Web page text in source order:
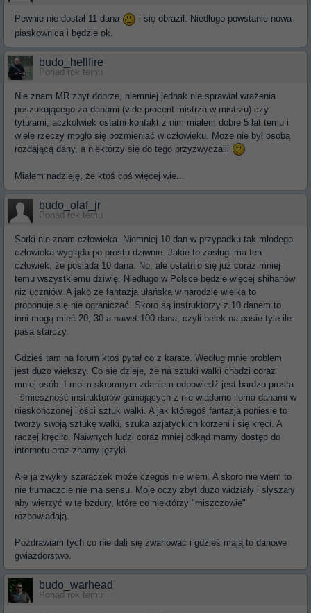
Pewnie nie dostał 11 dana
i się obraził. Niedługo powstanie nowa
piaskownica i będzie ok.
budo_hellfire
Ponad rok temu
Nie znam MR zbyt dobrze, niemniej jednak nie sprawiał wrażenia
poszukującego za danami (vide procent mistrza w mistrzu) czy
tytułami, aczkolwiek ostatni kontakt z nim miałem dobre 5 lat temu i
wiele rzeczy mogło się pozmieniać w człowieku. Może nie był osobą
rozdającą dany, a niektórzy się do tego przyzwyczaili
Miałem nadzieję, że ktoś coś więcej wie...
budo_olaf_jr
Ponad rok temu
Sorki nie znam człowieka. Niemniej 10 dan w przypadku tak młodego
człowieka wygląda po prostu dziwnie. Jakie to zasługi ma ten
człowiek, że posiada 10 dana. No, ale ostatnio się już coraz mniej
temu wszystkiemu dziwię. Niedługo w Polsce będzie więcej shihanów
niż uczniów. A jako że fantazja ułańska w narodzie wielka to
proponuję się nie ograniczać. Skoro są instruktorzy z 10 danem to
inni mogą mieć 20, 30 a nawet 100 dana, czyli belek na pasie tyle ile
pasa starczy.
Gdzieś tam na forum ktoś pytał co z karate. Według mnie problem
jest dużo większy. Co się dzieje, że na sztuki walki chodzi coraz
mniej osób. I moim skromnym zdaniem odpowiedź jest bardzo prosta
- śmieszność instruktorów ganiających z nie wiadomo iloma danami w
nieskończonej ilości sztuk walki. A jak któregoś fantazja poniesie to
tworzy swoją sztukę walki, szuka azjatyckich korzeni i się kręci. A
raczej kręciło. Naiwnych ludzi coraz mniej odkąd mamy dostęp do
internetu oraz znamy języki.
Ale ja zwykły szaraczek może czegoś nie wiem. A skoro nie wiem to
nie tłumaczcie nie ma sensu. Moje oczy zbyt dużo widziały i słyszały
aby wierzyć w te bzdury, które co niektórzy "miszczowie"
rozpowiadają.
Pozdrawiam tych co nie dali się zwariować i gdzieś mają to danowe
gwiazdorstwo.
budo_warhead
Ponad rok temu